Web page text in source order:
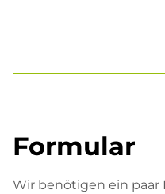
Formular
Wir benötigen ein